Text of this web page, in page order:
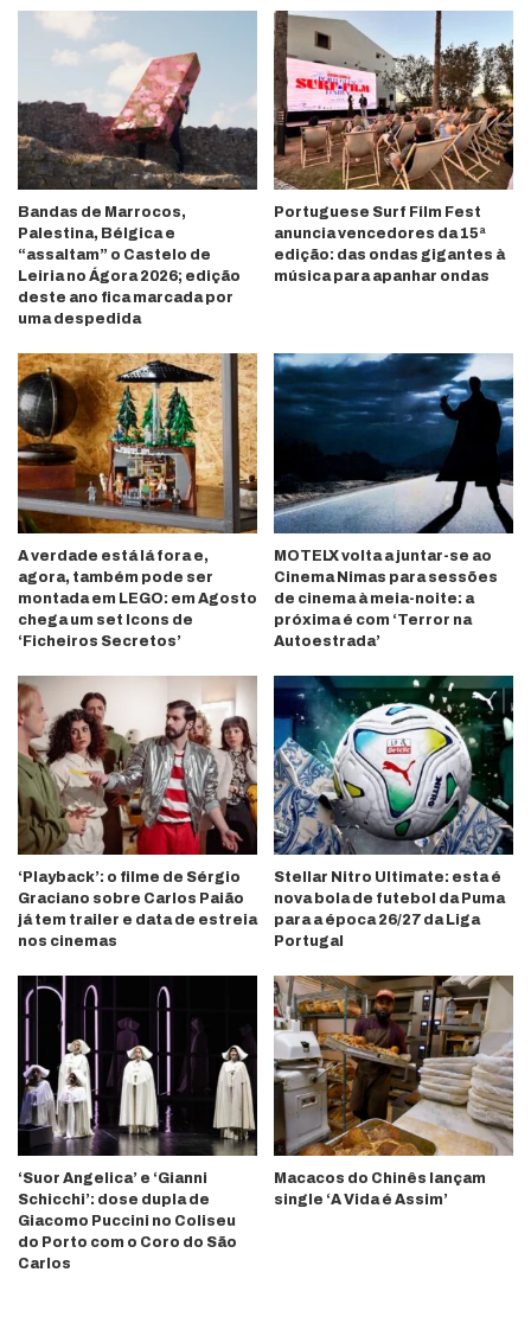
Bandas de Marrocos,
Palestina, Bélgica e
“assaltam” o Castelo de
Leiria no Ágora 2026; edição
deste ano fica marcada por
uma despedida
Portuguese Surf Film Fest
anuncia vencedores da 15ª
edição: das ondas gigantes à
música para apanhar ondas
A verdade está lá fora e,
agora, também pode ser
montada em LEGO: em Agosto
chega um set Icons de
‘Ficheiros Secretos’
MOTELX volta a juntar-se ao
Cinema Nimas para sessões
de cinema à meia-noite: a
próxima é com ‘Terror na
Autoestrada’
‘Playback’: o filme de Sérgio
Graciano sobre Carlos Paião
já tem trailer e data de estreia
nos cinemas
Stellar Nitro Ultimate: esta é
nova bola de futebol da Puma
para a época 26/27 da Liga
Portugal
‘Suor Angelica’ e ‘Gianni
Schicchi’: dose dupla de
Giacomo Puccini no Coliseu
do Porto com o Coro do São
Carlos
Macacos do Chinês lançam
single ‘A Vida é Assim’